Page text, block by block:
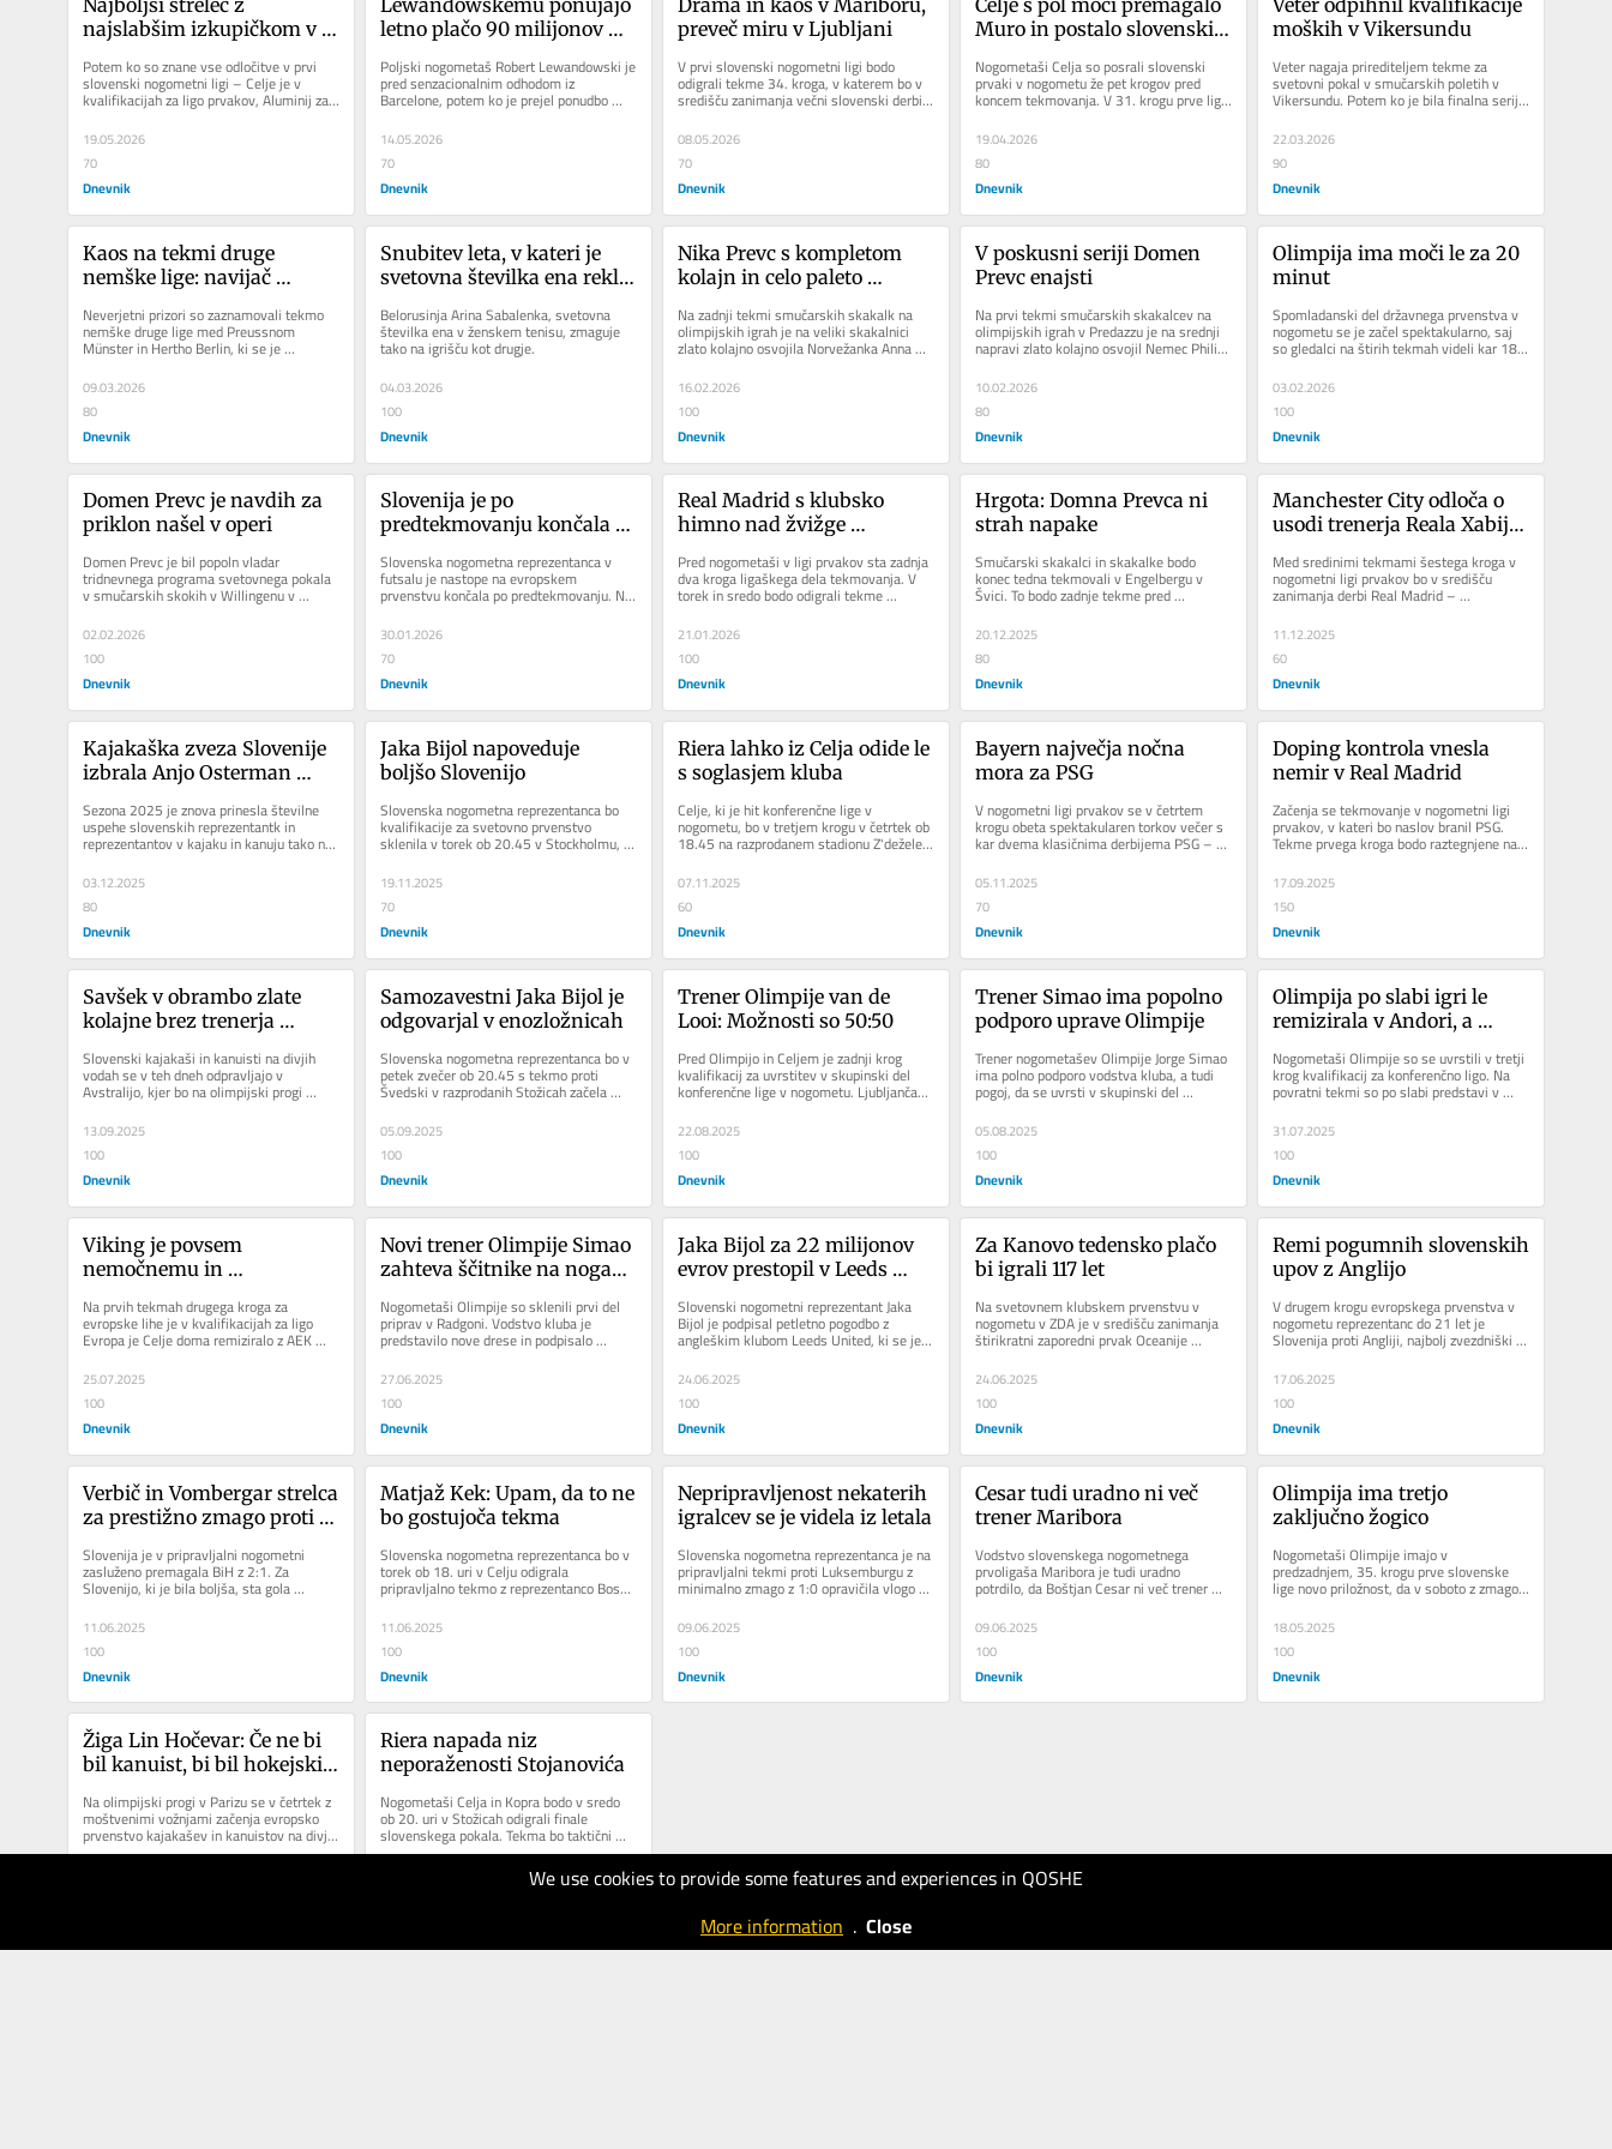
We use cookies to provide some features and experiences in QOSHE
More information . Close
najslabšim izkupičkom v
slovenske lige
Potem ko so znane vse odločitve v prvi
slovenski nogometni ligi – Celje je v
kvalifikacijah za ligo prvakov, Aluminij za
evropsko ligo, Koper in...
19.05.2026
70
Dnevnik
letno plačo 90 milijonov
Poljski nogometaš Robert Lewandowski je
pred senzacionalnim odhodom iz
Barcelone, potem ko je prejel ponudbo
savdske lige.
14.05.2026
70
Dnevnik
preveč miru v Ljubljani
V prvi slovenski nogometni ligi bodo
odigrali tekme 34. kroga, v katerem bo v
središču zanimanja večni slovenski derbi
med Mariborom in Olimpijo....
08.05.2026
70
Dnevnik
Muro in postalo slovenski
Nogometaši Celja so posrali slovenski
prvaki v nogometu že pet krogov pred
koncem tekmovanja. V 31. krogu prve lige
so v gosteh s pol moči...
19.04.2026
80
Dnevnik
moških v Vikersundu
Veter nagaja prirediteljem tekme za
svetovni pokal v smučarskih poletih v
Vikersundu. Potem ko je bila finalna serija
pri ženskah prekinjena in...
22.03.2026
90
Dnevnik
Kaos na tekmi druge
nemške lige: navijač
Neverjetni prizori so zaznamovali tekmo
nemške druge lige med Preussnom
Münster in Hertho Berlin, ki se je
sprevrgla v kaos, potem ko je navijač...
09.03.2026
80
Dnevnik
Snubitev leta, v kateri je
svetovna številka ena rekla
Belorusinja Arina Sabalenka, svetovna
številka ena v ženskem tenisu, zmaguje
tako na igrišču kot drugje.
04.03.2026
100
Dnevnik
Nika Prevc s kompletom
kolajn in celo paleto
Na zadnji tekmi smučarskih skakalk na
olimpijskih igrah je na veliki skakalnici
zlato kolajno osvojila Norvežanka Anna
Odine Stroem, ki je slavila...
16.02.2026
100
Dnevnik
V poskusni seriji Domen
Prevc enajsti
Na prvi tekmi smučarskih skakalcev na
olimpijskih igrah v Predazzu je na srednji
napravi zlato kolajno osvojil Nemec Philipp
Raimund. Slovenci so na...
10.02.2026
80
Dnevnik
Olimpija ima moči le za 20
minut
Spomladanski del državnega prvenstva v
nogometu se je začel spektakularno, saj
so gledalci na štirih tekmah videli kar 18
golov. Glavno vprašanje...
03.02.2026
100
Dnevnik
Domen Prevc je navdih za
priklon našel v operi
Domen Prevc je bil popoln vladar
tridnevnega programa svetovnega pokala
v smučarskih skokih v Willingenu v
Nemčiji. Potem ko je v petek popeljal...
02.02.2026
100
Dnevnik
Slovenija je po
predtekmovanju končala
prvenstvu
Slovenska nogometna reprezentanca v
futsalu je nastope na evropskem
prvenstvu končala po predtekmovanju. Na
zadnji tekmi skupine C je v Stožicah...
30.01.2026
70
Dnevnik
Real Madrid s klubsko
himno nad žvižge
Pred nogometaši v ligi prvakov sta zadnja
dva kroga ligaškega dela tekmovanja. V
torek in sredo bodo odigrali tekme
predzadnjega, sedmega kroga in...
21.01.2026
100
Dnevnik
Hrgota: Domna Prevca ni
strah napake
Smučarski skakalci in skakalke bodo
konec tedna tekmovali v Engelbergu v
Švici. To bodo zadnje tekme pred
novoletno turnejo za moške in turnejo...
20.12.2025
80
Dnevnik
Manchester City odloča o
usodi trenerja Reala Xabija
Med sredinimi tekmami šestega kroga v
nogometni ligi prvakov bo v središču
zanimanja derbi Real Madrid –
Manchester City. Madridski velikan je v...
11.12.2025
60
Dnevnik
Kajakaška zveza Slovenije
izbrala Anjo Osterman
Urankarja
Sezona 2025 je znova prinesla številne
uspehe slovenskih reprezentantk in
reprezentantov v kajaku in kanuju tako na
divjih kot mirnih vodah. V...
03.12.2025
80
Dnevnik
Jaka Bijol napoveduje
boljšo Slovenijo
Slovenska nogometna reprezentanca bo
kvalifikacije za svetovno prvenstvo
sklenila v torek ob 20.45 v Stockholmu,
19.11.2025
70
Dnevnik
Riera lahko iz Celja odide le
s soglasjem kluba
Celje, ki je hit konferenčne lige v
nogometu, bo v tretjem krogu v četrtek ob
18.45 na razprodanem stadionu Z'dežele
gostilo Legio iz Varšave, ki...
07.11.2025
60
Dnevnik
Bayern največja nočna
mora za PSG
V nogometni ligi prvakov se v četrtem
krogu obeta spektakularen torkov večer s
kar dvema klasičnima derbijema PSG –
Bayern in Liverpool – Real Madrid.
05.11.2025
70
Dnevnik
Doping kontrola vnesla
nemir v Real Madrid
Začenja se tekmovanje v nogometni ligi
prvakov, v kateri bo naslov branil PSG.
Tekme prvega kroga bodo raztegnjene na
tri dni. V torek bo v...
17.09.2025
150
Dnevnik
Savšek v obrambo zlate
kolajne brez trenerja
Slovenski kajakaši in kanuisti na divjih
vodah se v teh dneh odpravljajo v
Avstralijo, kjer bo na olimpijski progi
Penrith pri Sydneyju od 29....
13.09.2025
100
Dnevnik
Samozavestni Jaka Bijol je
odgovarjal v enozložnicah
Slovenska nogometna reprezentanca bo v
petek zvečer ob 20.45 s tekmo proti
Švedski v razprodanih Stožicah začela
kvalifikacije za nastop na...
05.09.2025
100
Dnevnik
Trener Olimpije van de
Looi: Možnosti so 50:50
Pred Olimpijo in Celjem je zadnji krog
kvalifikacij za uvrstitev v skupinski del
konferenčne lige v nogometu. Ljubljančani
bodo ob 20. uri v...
22.08.2025
100
Dnevnik
Trener Simao ima popolno
podporo uprave Olimpije
Trener nogometašev Olimpije Jorge Simao
ima polno podporo vodstva kluba, a tudi
pogoj, da se uvrsti v skupinski del
evropske konferenčne lige.
05.08.2025
100
Dnevnik
Olimpija po slabi igri le
remizirala v Andori, a
Nogometaši Olimpije so se uvrstili v tretji
krog kvalifikacij za konferenčno ligo. Na
povratni tekmi so po slabi predstavi v
Andori remizirali z...
31.07.2025
100
Dnevnik
Viking je povsem
nemočnemu in
sedem golov
Na prvih tekmah drugega kroga za
evropske lihe je v kvalifikacijah za ligo
Evropa je Celje doma remiziralo z AEK
Larnaca 1:1. V kvalifikacijah za...
25.07.2025
100
Dnevnik
Novi trener Olimpije Simao
zahteva ščitnike na nogah
Nogometaši Olimpije so sklenili prvi del
priprav v Radgoni. Vodstvo kluba je
predstavilo nove drese in podpisalo
pogodbo z zlatim sponzorjem, ki...
27.06.2025
100
Dnevnik
Jaka Bijol za 22 milijonov
evrov prestopil v Leeds
Slovenski nogometni reprezentant Jaka
Bijol je podpisal petletno pogodbo z
angleškim klubom Leeds United, ki se je
letos vrnil v elitno angleško ligo.
24.06.2025
100
Dnevnik
Za Kanovo tedensko plačo
bi igrali 117 let
Na svetovnem klubskem prvenstvu v
nogometu v ZDA je v središču zanimanja
štirikratni zaporedni prvak Oceanije
Auckland City. Novozelandska ekipa je...
24.06.2025
100
Dnevnik
Remi pogumnih slovenskih
upov z Anglijo
V drugem krogu evropskega prvenstva v
nogometu reprezentanc do 21 let je
Slovenija proti Angliji, najbolj zvezdniški
reprezentanci turnirja,...
17.06.2025
100
Dnevnik
Verbič in Vombergar strelca
za prestižno zmago proti
Slovenija je v pripravljalni nogometni
zasluženo premagala BiH z 2:1. Za
Slovenijo, ki je bila boljša, sta gola
dosegla iznajdljivi Verbič in...
11.06.2025
100
Dnevnik
Matjaž Kek: Upam, da to ne
bo gostujoča tekma
Slovenska nogometna reprezentanca bo v
torek ob 18. uri v Celju odigrala
pripravljalno tekmo z reprezentanco Bosne
in Hercegovine, ki bo nastopila v...
11.06.2025
100
Dnevnik
Nepripravljenost nekaterih
igralcev se je videla iz letala
Slovenska nogometna reprezentanca je na
pripravljalni tekmi proti Luksemburgu z
minimalno zmago z 1:0 opravičila vlogo
favorita, v torek se bo v...
09.06.2025
100
Dnevnik
Cesar tudi uradno ni več
trener Maribora
Vodstvo slovenskega nogometnega
prvoligaša Maribora je tudi uradno
potrdilo, da Boštjan Cesar ni več trener
članske ekipe. V klubskem sporočilu...
09.06.2025
100
Dnevnik
Olimpija ima tretjo
zaključno žogico
Nogometaši Olimpije imajo v
predzadnjem, 35. krogu prve slovenske
lige novo priložnost, da v soboto z zmago
proti Radomljam potrdijo naslov...
18.05.2025
100
Dnevnik
Žiga Lin Hočevar: Če ne bi
bil kanuist, bi bil hokejski
Na olimpijski progi v Parizu se v četrtek z
moštvenimi vožnjami začenja evropsko
prvenstvo kajakašev in kanuistov na divjih
vodah v slalomu.
Riera napada niz
neporaženosti Stojanovića
Nogometaši Celja in Kopra bodo v sredo
ob 20. uri v Stožicah odigrali finale
slovenskega pokala. Tekma bo taktični
spopad trenerjev Alberta Riere...